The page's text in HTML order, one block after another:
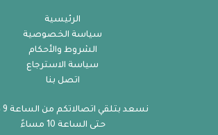
الرئيسية
سياسة الخصوصية
الشروط والأحكام
سياسة الاسترجاع
اتصل بنا
نسعد بتلقي اتصالاتكم من الساعة 9 صباحاً
حتى الساعة 10 مساءً